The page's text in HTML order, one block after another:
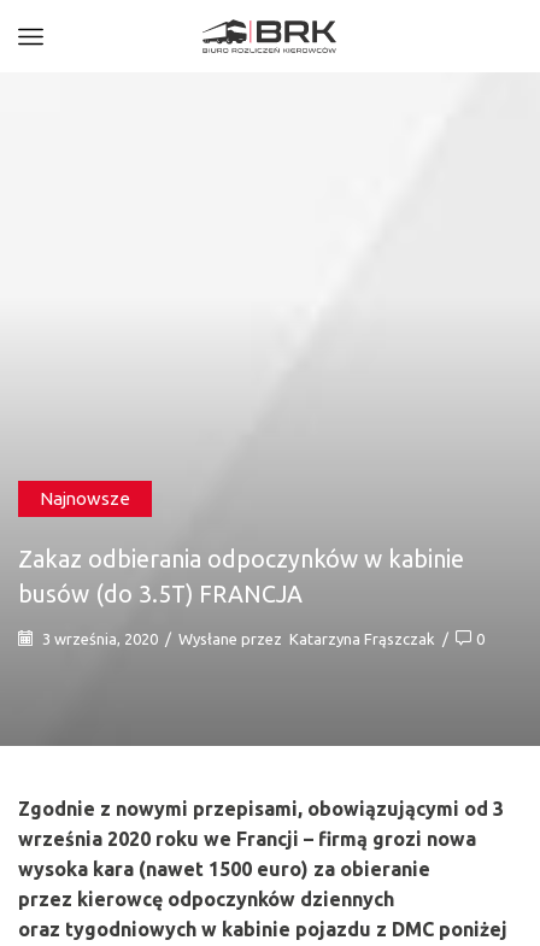
Najnowsze
Zakaz odbierania odpoczynków w kabinie
busów (do 3.5T) FRANCJA
3 września, 2020 / Wysłane przez Katarzyna Frąszczak / 0
Zgodnie z nowymi przepisami, obowiązującymi od 3
września 2020 roku we Francji – firmą grozi nowa
wysoka kara (nawet 1500 euro) za obieranie
przez kierowcę odpoczynków dziennych
oraz tygodniowych w kabinie pojazdu z DMC poniżej